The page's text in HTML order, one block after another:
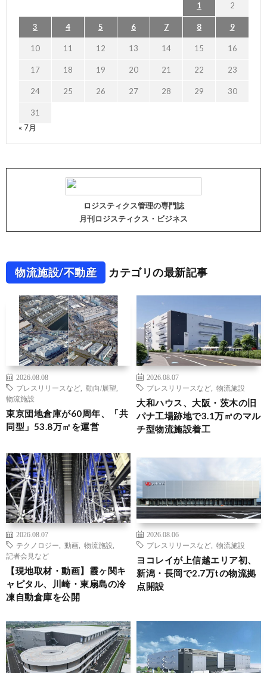
1 2
3 4 5 6 7 8 9
10 11 12 13 14 15 16
17 18 19 20 21 22 23
24 25 26 27 28 29 30
31
« 7月
ロジスティクス管理の専門誌
月刊ロジスティクス・ビジネス
物流施設/不動産 カテゴリの最新記事
2026.08.08
プレスリリースなど
動向/展望
物流施設
東京団地倉庫が60周年、「共
同型」53.8万㎡を運営
2026.08.07
プレスリリースなど
物流施設
大和ハウス、大阪・茨木の旧
パナ工場跡地で3.1万㎡のマル
チ型物流施設着工
2026.08.07
テクノロジー
動画 物流施設
記者会見など
【現地取材・動画】霞ヶ関キ
ャピタル、川崎・東扇島の冷
凍自動倉庫を公開
2026.08.06
プレスリリースなど
物流施設
ヨコレイが上信越エリア初、
新潟・長岡で2.7万tの物流拠
点開設